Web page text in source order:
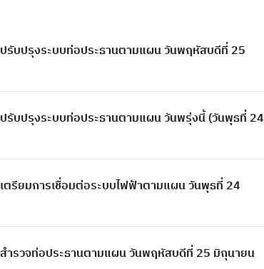
รับปรุงระบบท่อประธานตามแผน วันพฤหัสบดีที่ 25
รับปรุงระบบท่อประธานตามแผน วันพรุ่งนี้ (วันพุธที่ 24
ตรียมการเชื่อมต่อระบบไฟฟ้าตามแผน วันพุธที่ 24
ำรวจท่อประธานตามแผน วันพฤหัสบดีที่ 25 มิถุนายน